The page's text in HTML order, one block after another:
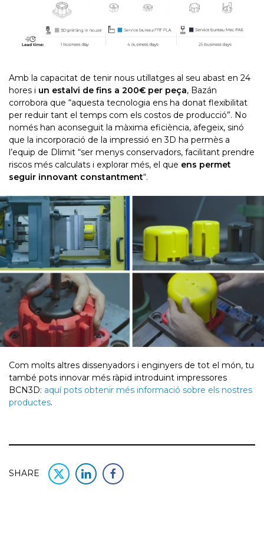
Amb la capacitat de tenir nous utillatges al seu abast en 24
hores i un estalvi de fins a 200€ per peça, Bazán
corrobora que “aquesta tecnologia ens ha donat flexibilitat
per reduir tant el temps com els costos de producció”. No
només han aconseguit la màxima eficiència, afegeix, sinó
que la incorporació de la impressió en 3D ha permès a
l’equip de Dlimit “ser menys conservadors, facilitant prendre
riscos més calculats i explorar més, el que ens permet
seguir innovant constantment“.
Com molts altres dissenyadors i enginyers de tot el món, tu
també pots innovar més ràpid introduint impressores
BCN3D: aquí pots obtenir més informació sobre els nostres
productes.
SHARE